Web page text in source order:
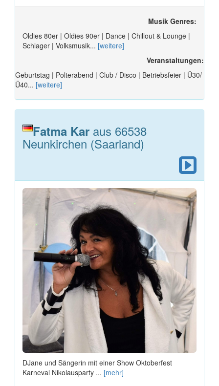
Musik Genres:
Oldies 80er | Oldies 90er | Dance | Chillout & Lounge |
Schlager | Volksmusik... [weitere]
Veranstaltungen:
Geburtstag | Polterabend | Club / Disco | Betriebsfeier | Ü30/
Ü40... [weitere]
Fatma Kar aus 66538
Neunkirchen (Saarland)
DJane und Sängerin mit einer Show Oktoberfest
Karneval Nikolausparty ... [mehr]